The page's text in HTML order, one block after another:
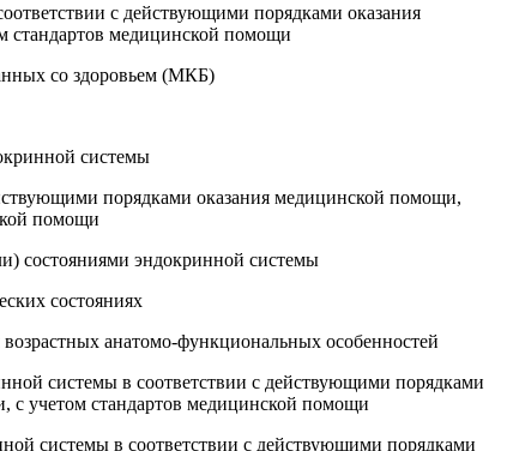
с действующими порядками оказания
стандартов медицинской помощи
со здоровьем (МКБ)
системы
порядками оказания медицинской помощи,
помощи
состояниями эндокринной системы
состояниях
анатомо-функциональных особенностей
системы в соответствии с действующими порядками
с учетом стандартов медицинской помощи
системы в соответствии с действующими порядками